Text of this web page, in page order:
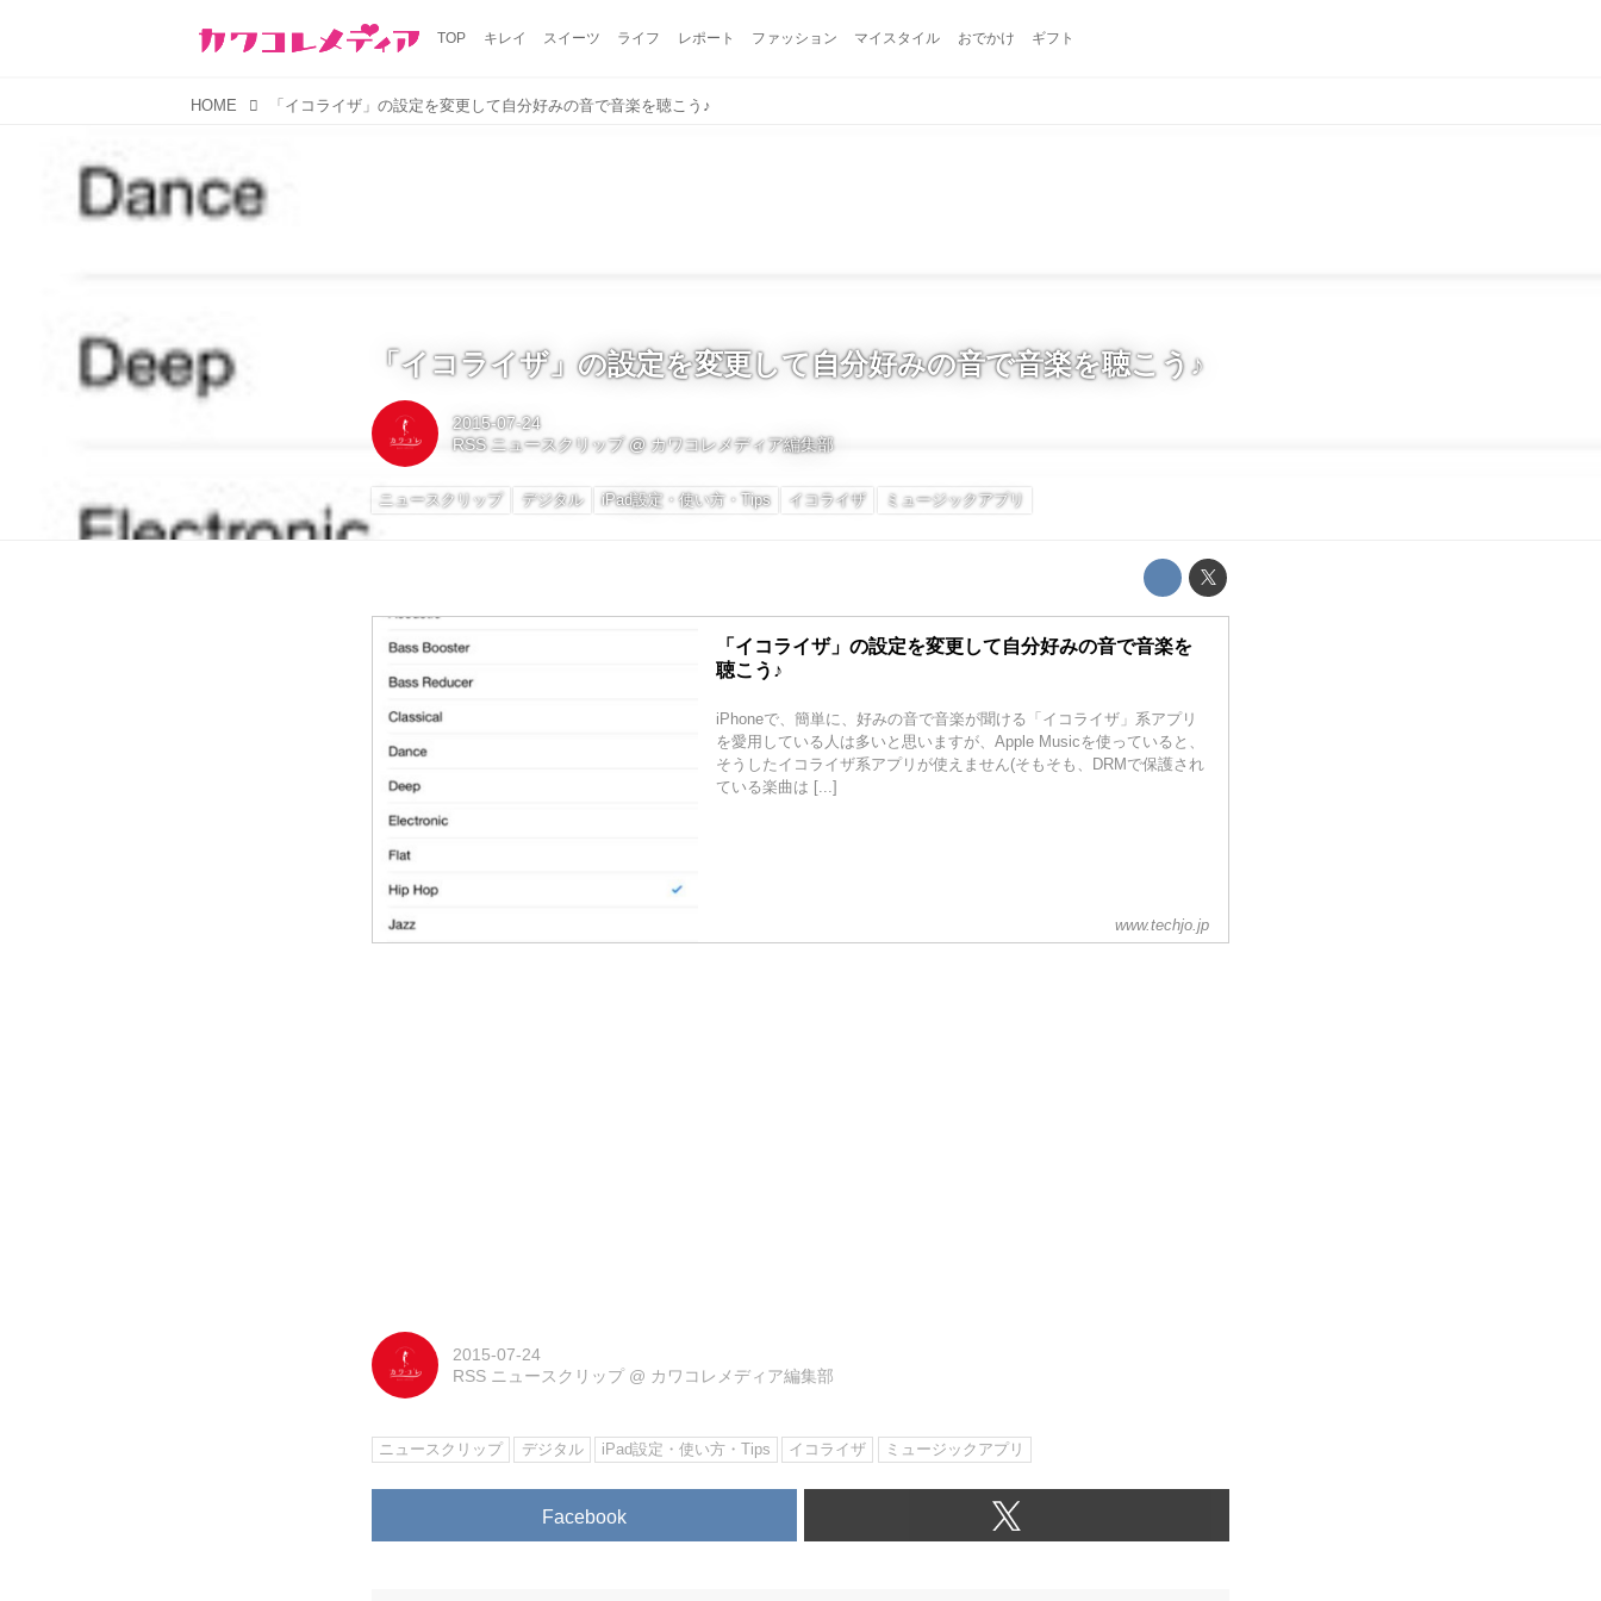
TOP キレイ スイーツ ライフ レポート ファッション マイスタイル おでかけ ギフト
HOME 「イコライザ」の設定を変更して自分好みの音で音楽を聴こう♪
「イコライザ」の設定を変更して自分好みの音で音楽を聴こう♪
2015-07-24
RSS ニュースクリップ@ カワコレメディア編集部
ニュースクリップ デジタル iPad設定・使い方・Tips イコライザ ミュージックアプリ
「イコライザ」の設定を変更して自分好みの音で音楽を
聴こう♪
iPhoneで、簡単に、好みの音で音楽が聞ける「イコライザ」系アプリ
を愛用している人は多いと思いますが、Apple Musicを使っていると、
そうしたイコライザ系アプリが使えません(そもそも、DRMで保護され
ている楽曲は [...]
www.techjo.jp
2015-07-24
RSS ニュースクリップ @ カワコレメディア編集部
ニュースクリップ デジタル iPad設定・使い方・Tips イコライザ ミュージックアプリ
Facebook